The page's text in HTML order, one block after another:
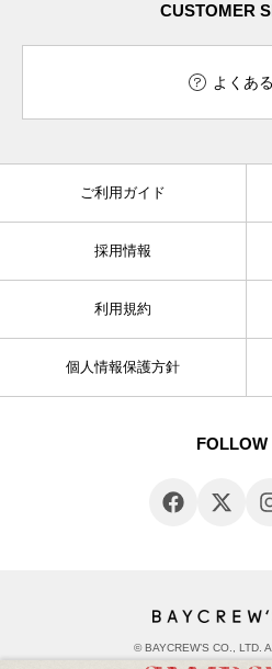
CUSTOMER
よくあ
ご利用ガイド
採用情報
利用規約
個人情報保護方針
FOLLOW
© BAYCREW’S CO., LTD.